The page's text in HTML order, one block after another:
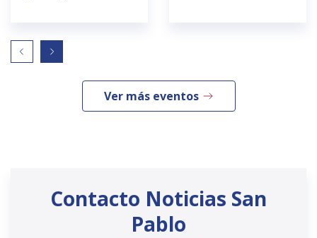
Ver más eventos
Contacto Noticias San
Pablo